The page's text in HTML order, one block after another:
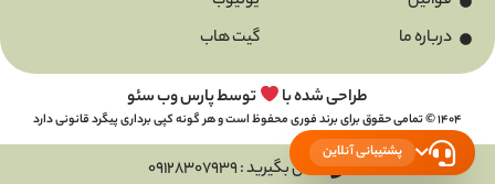
درباره ما
گیت هاب
1404 © تمامی حقوق برای برند فوری محفوظ است و هر گونه کپی برداری پیگرد قانونی دارد
طراحی شده با توسط پارس وب سئو
تماس بگیرید : 09128307939
پشتیبانی آنلاین